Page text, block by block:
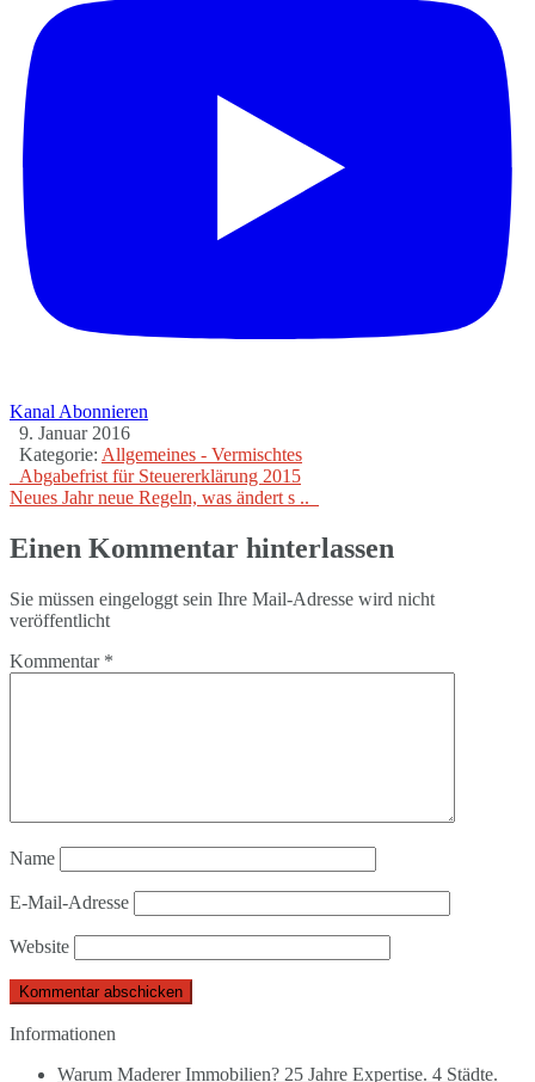
Kanal Abonnieren
9. Januar 2016
Kategorie: Allgemeines - Vermischtes
Abgabefrist für Steuererklärung 2015
Neues Jahr neue Regeln, was ändert s ..
Einen Kommentar hinterlassen
Sie müssen eingeloggt sein Ihre Mail-Adresse wird nicht
veröffentlicht
Kommentar *
Name
E-Mail-Adresse
Website
Informationen
Warum Maderer Immobilien? 25 Jahre Expertise. 4 Städte.